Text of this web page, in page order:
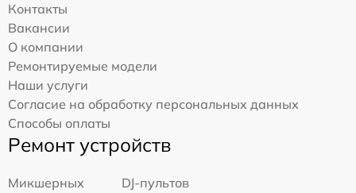
Контакты
Вакансии
О компании
Ремонтируемые модели
Наши услуги
Согласие на обработку персональных данных
Способы оплаты
Ремонт устройств
Микшерных
DJ-пультов